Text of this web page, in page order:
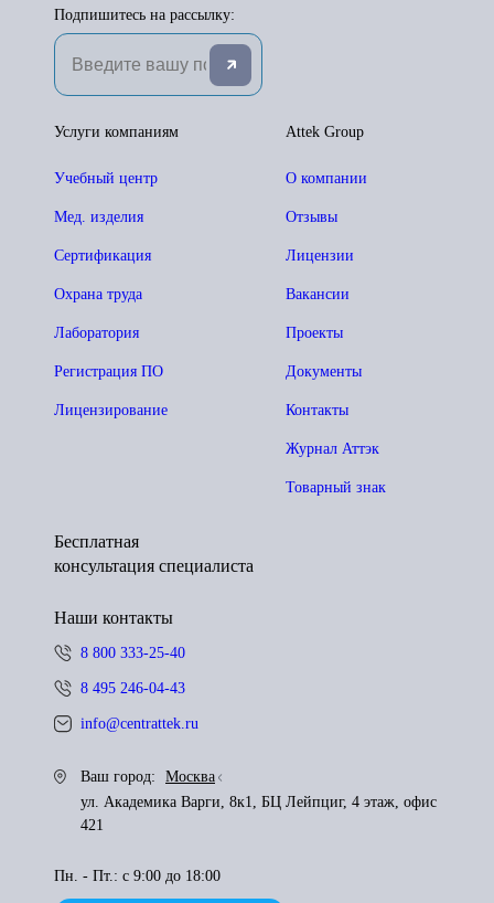
Подпишитесь на рассылку:
Attek Group
О компании
Отзывы
Лицензии
Вакансии
Проекты
Документы
Контакты
Журнал Аттэк
Товарный знак
Услуги компаниям
Учебный центр
Мед. изделия
Сертификация
Охрана труда
Лаборатория
Регистрация ПО
Лицензирование
Бесплатная
консультация специалиста
Наши контакты
8 800 333-25-40
8 495 246-04-43
info@centrattek.ru
Ваш город:
Москва
ул. Академика Варги, 8к1, БЦ Лейпциг, 4 этаж, офис
421
Пн. - Пт.: с 9:00 до 18:00